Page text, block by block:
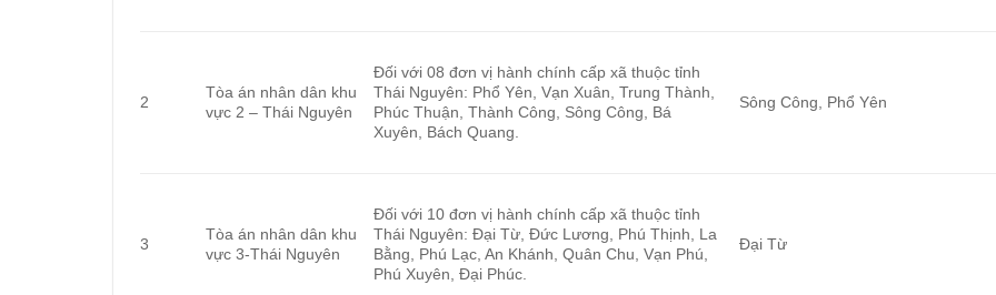
2
Tòa án nhân dân khu
vực 2 – Thái Nguyên
Đối với 08 đơn vị hành chính cấp xã thuộc tỉnh
Thái Nguyên: Phổ Yên, Vạn Xuân, Trung Thành,
Phúc Thuận, Thành Công, Sông Công, Bá
Xuyên, Bách Quang.
Sông Công, Phổ Yên
3
Tòa án nhân dân khu
vực 3-Thái Nguyên
Đối với 10 đơn vị hành chính cấp xã thuộc tỉnh
Thái Nguyên: Đại Từ, Đức Lương, Phú Thịnh, La
Bằng, Phú Lạc, An Khánh, Quân Chu, Vạn Phú,
Phú Xuyên, Đại Phúc.
Đại Từ